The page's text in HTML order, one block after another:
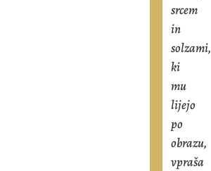
srcem
in
solzami,
ki
mu
lijejo
po
obrazu,
vpraša